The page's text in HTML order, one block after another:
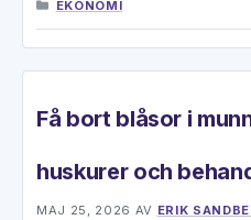
KATEGORIER
EKONOMI
Få bort blåsor i
huskurer och
MAJ 25, 2026 AV ERIK